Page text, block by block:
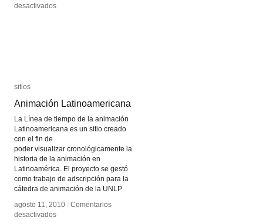
desactivadosen
desactivadosen
sitios
Animación Latinoamericana
La Línea de tiempo de la animación
Latinoamericana es un sitio creado
con el fin de
poder visualizar cronológicamente la
historia de la animación en
Latinoamérica. El proyecto se gestó
como trabajo de adscripción para la
cátedra de animación de la UNLP
agosto 11, 2010 / Comentarios
desactivadosen
sitios
Animación Latinoamericana
agosto 11, 2010 / Comentarios
desactivadosen